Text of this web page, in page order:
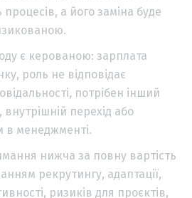
процесів, а його заміна буде
є керованою: зарплата
роль не відповідає
потрібен інший
перехід або
в менеджменті.
нижча за повну вартість
рекрутингу, адаптації,
ризиків для проєктів,